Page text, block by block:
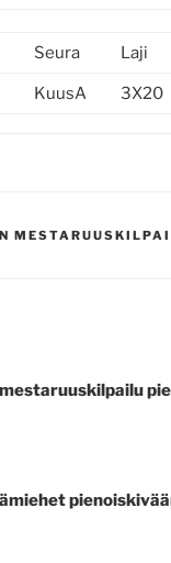
Seura Laji
KuusA 3X20